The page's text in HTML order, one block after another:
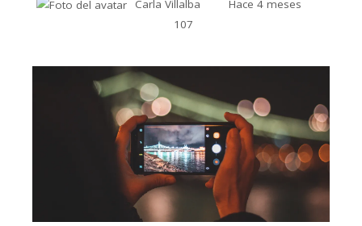
Carla Villalba
Hace 4 meses
107